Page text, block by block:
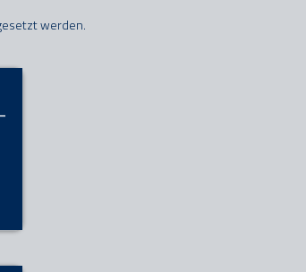
werden.